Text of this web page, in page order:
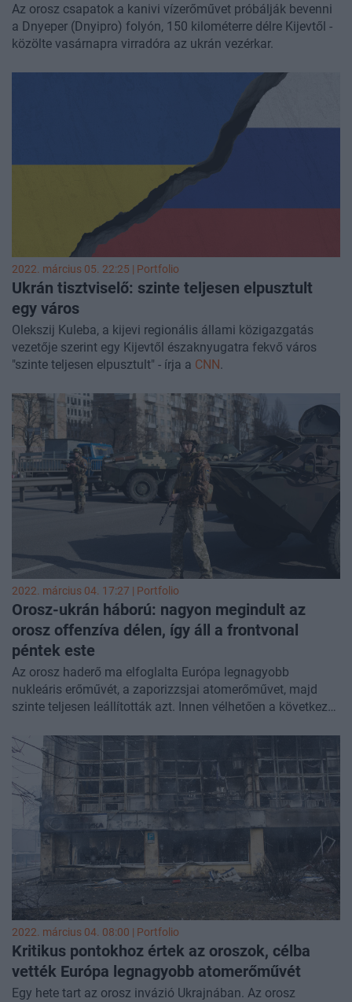
Az orosz csapatok a kanivi vízerőművet próbálják bevenni
a Dnyeper (Dnyipro) folyón, 150 kilométerre délre Kijevtől -
közölte vasárnapra virradóra az ukrán vezérkar.
2022. március 05. 22:25 | Portfolio
Ukrán tisztviselő: szinte teljesen elpusztult
egy város
Olekszij Kuleba, a kijevi regionális állami közigazgatás
vezetője szerint egy Kijevtől északnyugatra fekvő város
"szinte teljesen elpusztult" - írja a CNN.
2022. március 04. 17:27 | Portfolio
Orosz-ukrán háború: nagyon megindult az
orosz offenzíva délen, így áll a frontvonal
péntek este
Az orosz haderő ma elfoglalta Európa legnagyobb
nukleáris erőművét, a zaporizzsjai atomerőművet, majd
szinte teljesen leállították azt. Innen vélhetően a következő
offenzíva északnyugaton, Koroszten és Zsitomir felé.
Vélhetően ezekkel a műveletekkel Kijevet akarják
körbekeríteni. Az Azovi-tengernél továbbra is tartja magát
Mariupol, illetve délnyugaton megkezdődött Mikolaiv
ostroma is. A Donbasz térségében a szakadárok több
kistelepülést is elfoglaltak. Kijev külterületein folytatódnak
a harcok, de a több ezer harcjárműből álló konvoj nem
mozdult érdemben előre.
2022. március 04. 08:00 | Portfolio
Kritikus pontokhoz értek az oroszok, célba
vették Európa legnagyobb atomerőművét
Egy hete tart az orosz invázió Ukrajnában. Az orosz